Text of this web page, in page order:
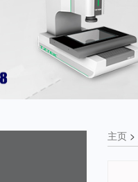
主页 >